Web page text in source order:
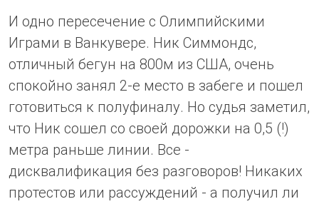
И одно пересечение с Олимпийскими
Играми в Ванкувере. Ник Симмондс,
отличный бегун на 800м из США, очень
спокойно занял 2-е место в забеге и пошел
готовиться к полуфиналу. Но судья заметил,
что Ник сошел со своей дорожки на 0,5 (!)
метра раньше линии. Все -
дисквалификация без разговоров! Никаких
протестов или рассуждений - а получил ли